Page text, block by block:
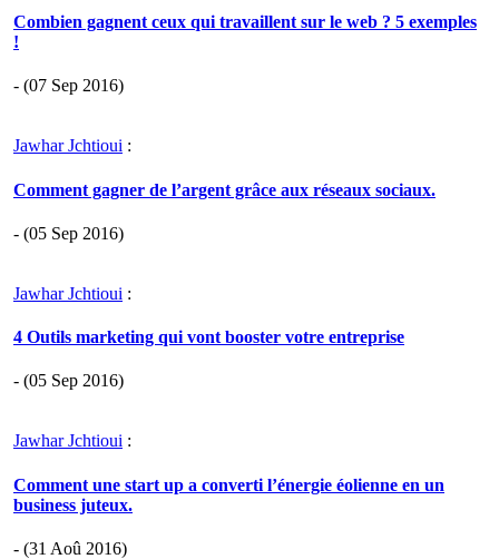
Combien gagnent ceux qui travaillent sur le web ? 5 exemples
!
- (07 Sep 2016)
Jawhar Jchtioui :
Comment gagner de l’argent grâce aux réseaux sociaux.
- (05 Sep 2016)
Jawhar Jchtioui :
4 Outils marketing qui vont booster votre entreprise
- (05 Sep 2016)
Jawhar Jchtioui :
Comment une start up a converti l’énergie éolienne en un
business juteux.
- (31 Aoû 2016)